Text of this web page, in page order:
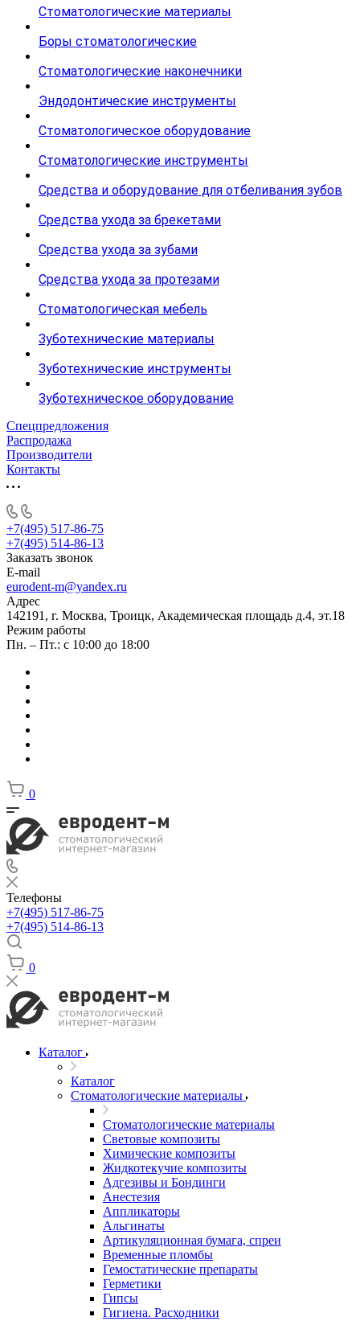
Стоматологические материалы
Боры стоматологические
Стоматологические наконечники
Эндодонтические инструменты
Стоматологическое оборудование
Стоматологические инструменты
Средства и оборудование для отбеливания зубов
Средства ухода за брекетами
Средства ухода за зубами
Средства ухода за протезами
Стоматологическая мебель
Зуботехнические материалы
Зуботехнические инструменты
Зуботехническое оборудование
Спецпредложения
Распродажа
Производители
Контакты
+7(495) 517-86-75
+7(495) 514-86-13
Заказать звонок
E-mail
eurodent-m@yandex.ru
Адрес
142191, г. Москва, Троицк, Академическая площадь д.4, эт.18
Режим работы
Пн. – Пт.: с 10:00 до 18:00
0
Телефоны
+7(495) 517-86-75
+7(495) 514-86-13
0
Каталог
Каталог
Стоматологические материалы
Стоматологические материалы
Световые композиты
Химические композиты
Жидкотекучие композиты
Адгезивы и Бондинги
Анестезия
Аппликаторы
Альгинаты
Артикуляционная бумага, спреи
Временные пломбы
Гемостатические препараты
Герметики
Гипсы
Гигиена. Расходники